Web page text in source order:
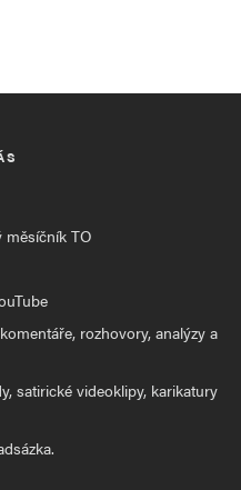
měsíčník TO
rozhovory, analýzy a
satirické videoklipy, karikatury